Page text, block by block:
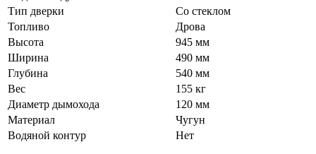
Тип дверки
Со стеклом
Топливо
Дрова
Высота
945 мм
Ширина
490 мм
Глубина
540 мм
Вес
155 кг
Диаметр дымохода
120 мм
Материал
Чугун
Водяной контур
Нет